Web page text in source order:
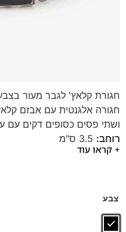
חגורת קלאץ' לגבר מעור
חגורה אלגנטית עם אבזם
ושתי פסים כסופים דקים עם
רוחב:
מידת החגורה:
+ קראו עוד
צבע